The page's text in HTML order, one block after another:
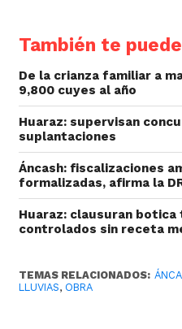
También te
De la crianza familiar a
9,800 cuyes al año
Huaraz: supervisan
suplantaciones
Áncash: fiscalizaciones
formalizadas, afirma la
Huaraz: clausuran
controlados sin receta
TEMAS RELACIONADOS:
LLUVIAS, OBRA